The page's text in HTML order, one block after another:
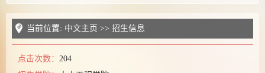
当前位置: 中文主页 >> 招生信息
点击次数： 204